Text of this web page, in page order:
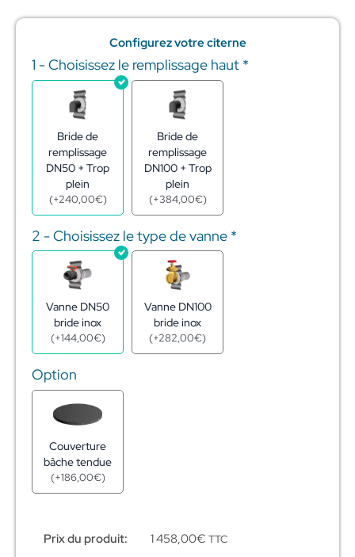
Configurez votre citerne
1 - Choisissez le remplissage haut *
Bride de
remplissage
DN50 + Trop
plein
(+240,00€)
Bride de
remplissage
DN100 + Trop
plein
(+384,00€)
2 - Choisissez le type de vanne *
Vanne DN50
bride inox
(+144,00€)
Vanne DN100
bride inox
(+282,00€)
Option
Couverture
bâche tendue
(+186,00€)
Prix du produit: 1 458,00€ TTC
quantité
de
Réserve
acier
galva
9m3
ø2,60
h1,72
m